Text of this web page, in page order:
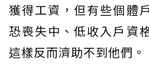
獲得工資，但有些個體
恐喪失中、低收入戶資
這樣反而濟助不到他們。